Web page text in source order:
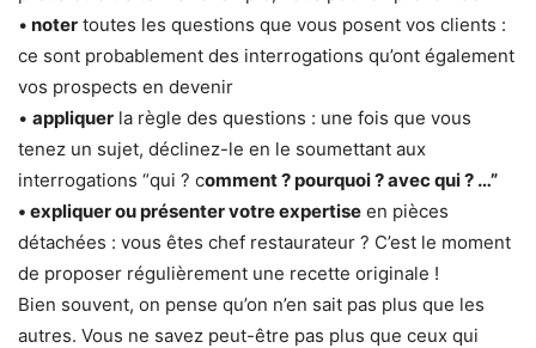
• noter toutes les questions que vous posent vos clients :
ce sont probablement des interrogations qu’ont également
vos prospects en devenir
• appliquer la règle des questions : une fois que vous
tenez un sujet, déclinez-le en le soumettant aux
interrogations “qui ? comment ? pourquoi ? avec qui ? …”
• expliquer ou présenter votre expertise en pièces
détachées : vous êtes chef restaurateur ? C’est le moment
de proposer régulièrement une recette originale !
Bien souvent, on pense qu’on n’en sait pas plus que les
autres. Vous ne savez peut-être pas plus que ceux qui